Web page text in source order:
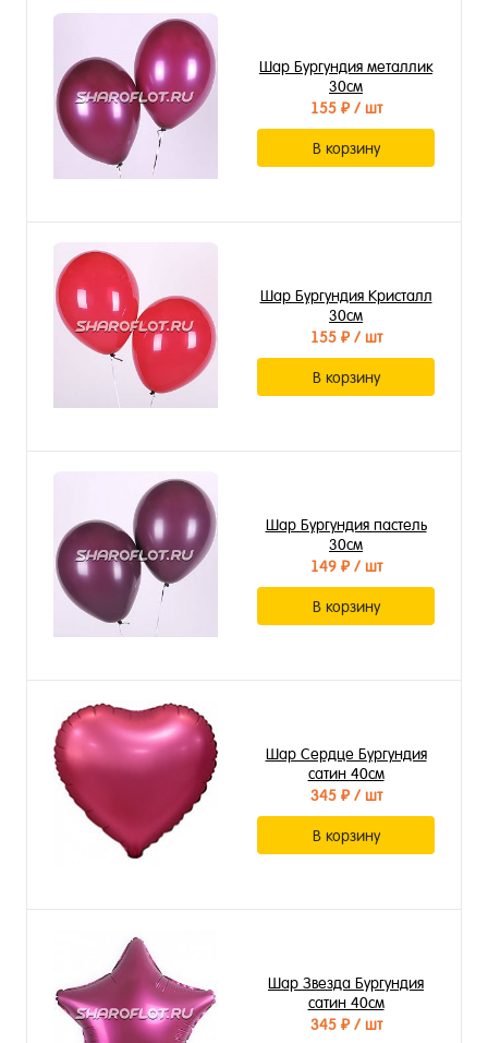
Шар Бургундия металлик
30см
155 ₽/ шт
В корзину
Шар Бургундия Кристалл
30см
155 ₽/ шт
В корзину
Шар Бургундия пастель
30см
149 ₽/ шт
В корзину
Шар Сердце Бургундия
сатин 40см
345 ₽/ шт
В корзину
Шар Звезда Бургундия
сатин 40см
345 ₽/ шт